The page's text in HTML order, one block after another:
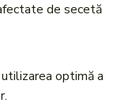
de secetă
optimă a